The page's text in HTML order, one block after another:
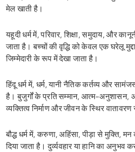
मेल खाती है।
यहूदी धर्म में, परिवार, शिक्षा, समुदाय, और
जाता है। बच्चों की वृद्धि को केवल एक घरेलू
जिम्मेदारी के रूप में देखा जाता है।
हिंदू धर्म में, धर्म, यानी नैतिक कर्तव्य और
है। बुजुर्गों के प्रति सम्मान, आत्म-अनुशासन,
व्यक्तित्व निर्माण और जीवन के स्थिर
बौद्ध धर्म में, करुणा, अहिंसा, पीड़ा से मुक्ति,
दिया जाता है। दुर्व्यवहार या हानि का अनुभव